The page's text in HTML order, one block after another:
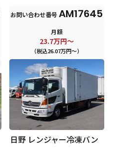
お問い合わせ番号 AM17645
月額
23.7万円～
（税込26.07万円～）
日野 レンジャー冷凍バン